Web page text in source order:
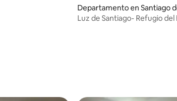
Departamento en Santiago
tero
Luz de Santiago- Refugio del